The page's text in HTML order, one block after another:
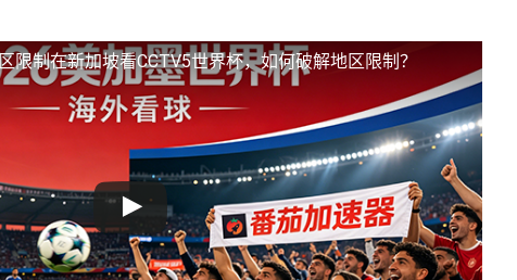
限制在新加坡看CCTV5世界杯，如何破解地区限制？